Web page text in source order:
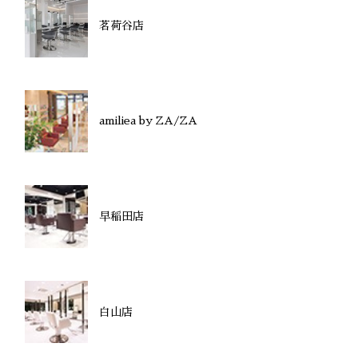
茗荷谷店
amiliea by ZA/ZA
早稲田店
白山店